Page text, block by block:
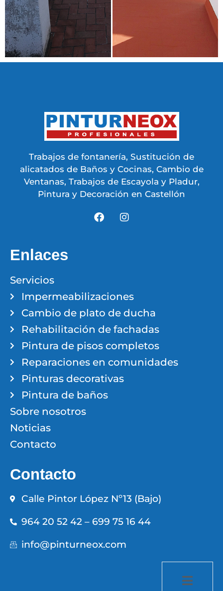
Trabajos de fontanería, Sustitución de
alicatados de Baños y Cocinas, Cambio de
Ventanas, Trabajos de Escayola y Pladur,
Pintura y Decoración en Castellón
Enlaces
Servicios
Impermeabilizaciones
Cambio de plato de ducha
Rehabilitación de fachadas
Pintura de pisos completos
Reparaciones en comunidades
Pinturas decorativas
Pintura de baños
Sobre nosotros
Noticias
Contacto
Contacto
Calle Pintor López Nº13 (Bajo)
964 20 52 42 – 699 75 16 44
info@pinturneox.com